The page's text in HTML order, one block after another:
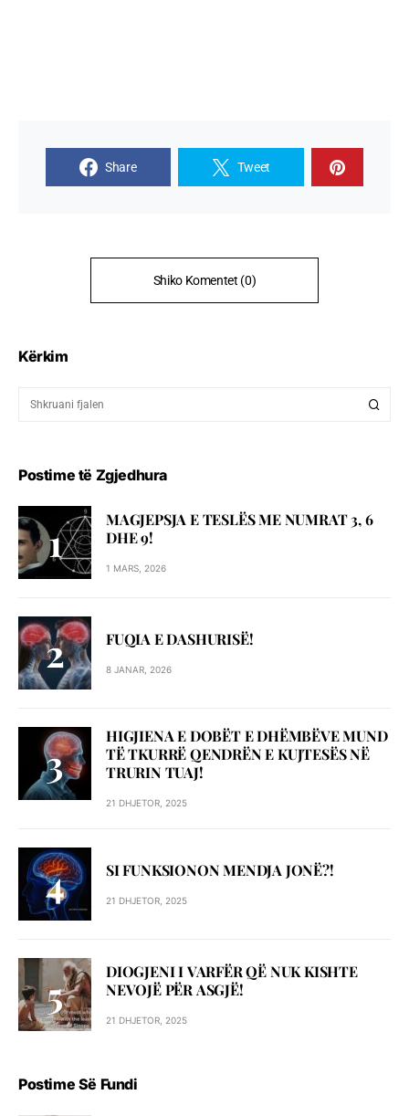
Share Tweet
Shiko Komentet (0)
Kërkim
Postime të Zgjedhura
MAGJEPSJA E TESLËS ME NUMRAT 3, 6
DHE 9!
1 MARS, 2026
FUQIA E DASHURISË!
8 JANAR, 2026
HIGJIENA E DOBËT E DHËMBËVE MUND
TË TKURRË QENDRËN E KUJTESËS NË
TRURIN TUAJ!
21 DHJETOR, 2025
SI FUNKSIONON MENDJA JONË?!
21 DHJETOR, 2025
DIOGJENI I VARFËR QË NUK KISHTE
NEVOJË PËR ASGJË!
21 DHJETOR, 2025
Postime Së Fundi